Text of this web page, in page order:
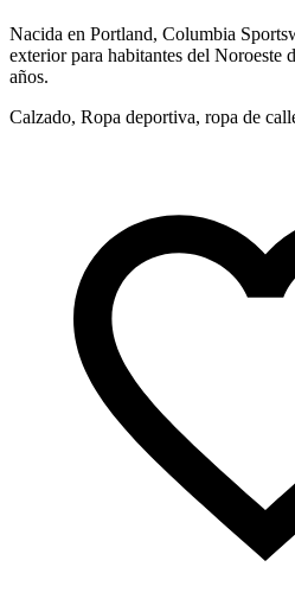
Nacida en Portland, Columbia
exterior para habitantes del Noroeste
años.
Calzado, Ropa deportiva, ropa de